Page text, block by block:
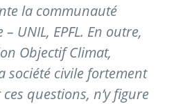
la communauté
UNIL, EPFL. En outre,
Objectif Climat,
société civile fortement
questions, n’y figure